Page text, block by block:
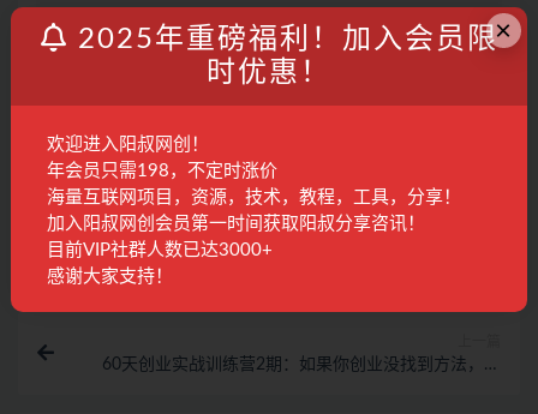
常步骤，建议停止操作，是否有风险请自行甄别，本站概不负
责！
3. 有的教程如果出现无法下载或者无内容说明链接失效了，请联
系客服进行处理。
创业 案例 生意经
收藏 海报
60天创业实战训练营2期：如果你创业没找到方法，进
×
2025年重磅福利！加入会员限
时优惠！
欢迎进入阳叔网创！
年会员只需198，不定时涨价
海量互联网项目，资源，技术，教程，工具，分享！
加入阳叔网创会员第一时间获取阳叔分享咨讯！
目前VIP社群人数已达3000+
感谢大家支持！